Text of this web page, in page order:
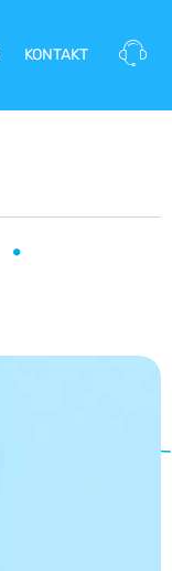
KONTAKT